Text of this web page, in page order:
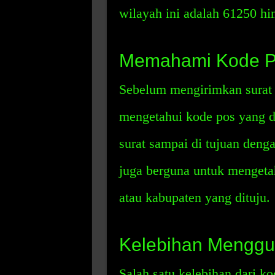
wilayah ini adalah 61250
Memahami Kode
Sebelum mengirimkan
mengetahui kode pos yang
surat sampai di tujuan
juga berguna untuk
atau kabupaten yang dituju.
Kelebihan